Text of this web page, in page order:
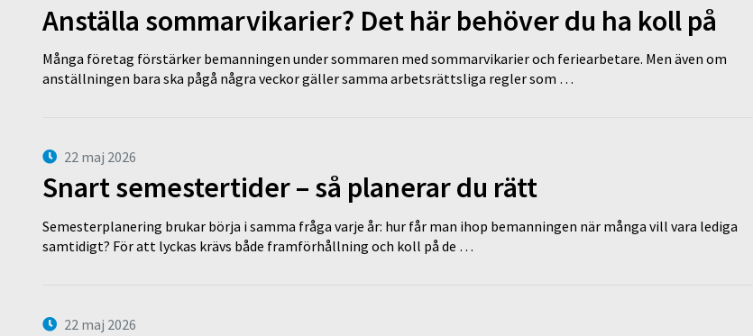
Anställa sommarvikarier? Det här behöver du ha koll på
Många företag förstärker bemanningen under sommaren med sommarvikarier och feriearbetare. Men även om
anställningen bara ska pågå några veckor gäller samma arbetsrättsliga regler som …
22 maj 2026
Snart semestertider – så planerar du rätt
Semesterplanering brukar börja i samma fråga varje år: hur får man ihop bemanningen när många vill vara lediga
samtidigt? För att lyckas krävs både framförhållning och koll på de …
22 maj 2026